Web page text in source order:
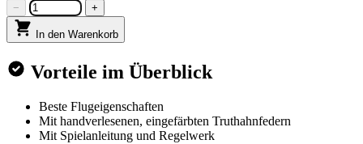
− +
In den Warenkorb
Vorteile im Überblick
Beste Flugeigenschaften
Mit handverlesenen, eingefärbten Truthahnfedern
Mit Spielanleitung und Regelwerk